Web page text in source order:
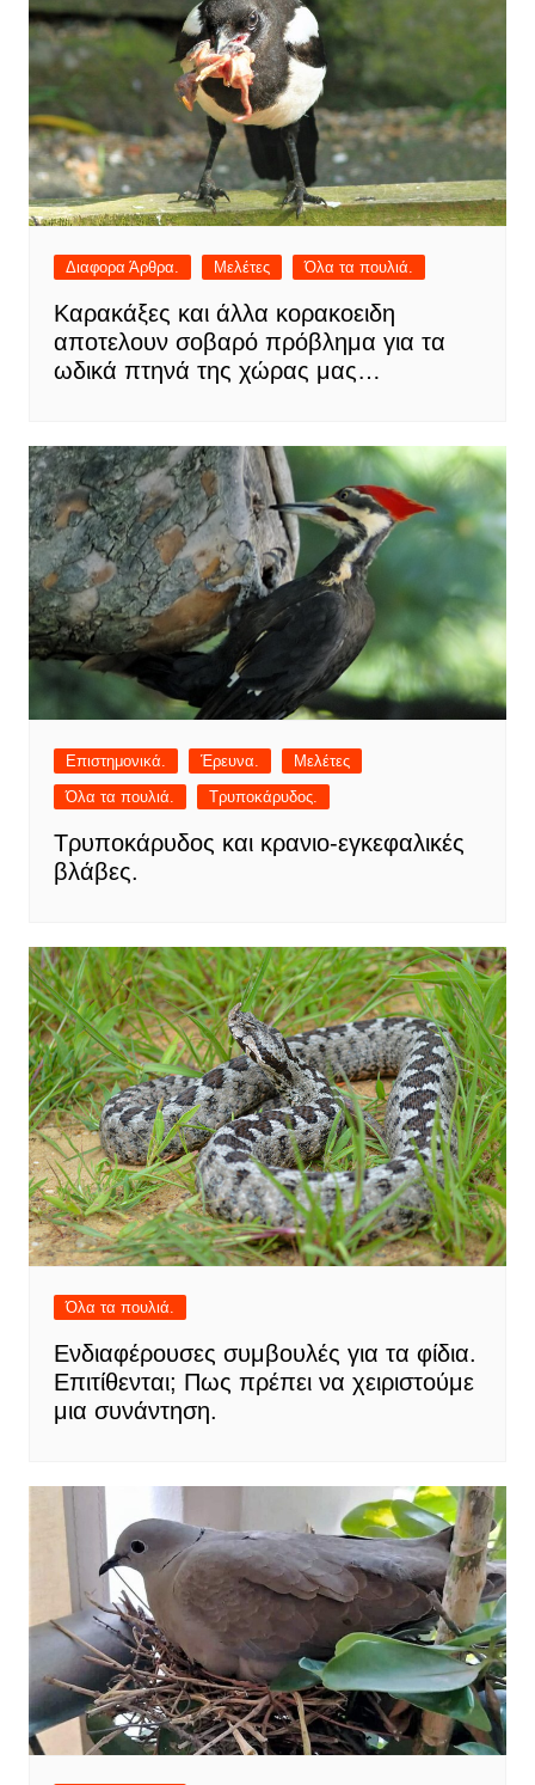
Διαφορα Άρθρα. Μελέτες Όλα τα πουλιά.
Καρακάξες και άλλα κορακοειδη
αποτελουν σοβαρό πρόβλημα για τα
ωδικά πτηνά της χώρας μας…
Επιστημονικά. Έρευνα.
Μελέτες
Όλα τα πουλιά.
Τρυποκάρυδος.
Τρυποκάρυδος και κρανιο-εγκεφαλικές
βλάβες.
Όλα τα πουλιά.
Ενδιαφέρουσες συμβουλές για τα φίδια.
Επιτίθενται; Πως πρέπει να χειριστούμε
μια συνάντηση.